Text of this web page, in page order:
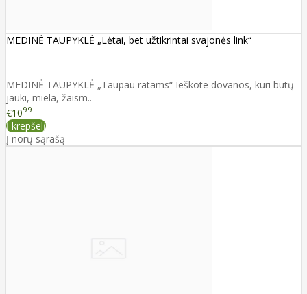
MEDINĖ TAUPYKLĖ „Lėtai, bet užtikrintai svajonės link“
MEDINĖ TAUPYKLĖ „Taupau ratams“ Ieškote dovanos, kuri būtų
jauki, miela, žaism..
€1099
Į krepšelį
Į norų sąrašą